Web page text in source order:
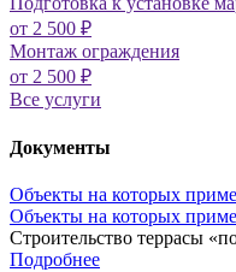
от 2 500 ₽
Монтаж ограждения
от 2 500 ₽
Все услуги
Документы
Объекты на которых
Объекты на которых
Строительство террасы
Подробнее